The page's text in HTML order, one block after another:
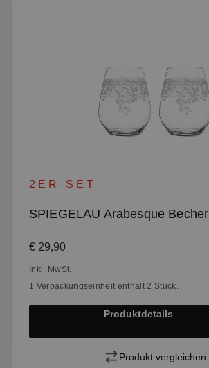
2ER-SET
SPIEGELAU Arabesque Becher
Regulärer Preis:
€ 29,90
Inkl. MwSt.
1 Verpackungseinheit enthält 2 Stück.
Produktdetails
Produkt vergleichen